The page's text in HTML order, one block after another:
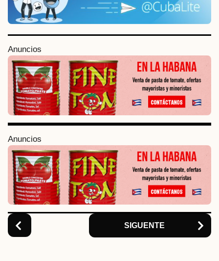
Anuncios
Anuncios
P
o
s
P
a
g
i
n
a
o
n
SIGUENTE